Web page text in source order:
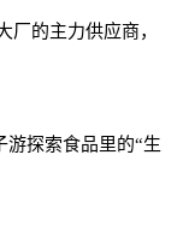
厂的主力供应商，
探索食品里的“生